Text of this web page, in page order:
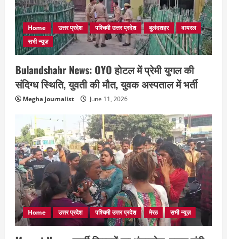
Home उत्तर प्रदेश पश्चिमी उत्तर प्रदेश बुलंदशहर
वायरल
सभी न्यूज़
Bulandshahr News: OYO होटल में प्रेमी युगल की
संदिग्ध स्थिति, युवती की मौत, युवक अस्पताल में भर्ती
Megha Journalist June 11, 2026
Home उत्तर प्रदेश पश्चिमी उत्तर प्रदेश मेरठ सभी न्यूज़